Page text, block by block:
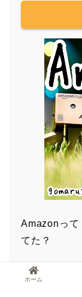
Amazonって
てた？
ホーム